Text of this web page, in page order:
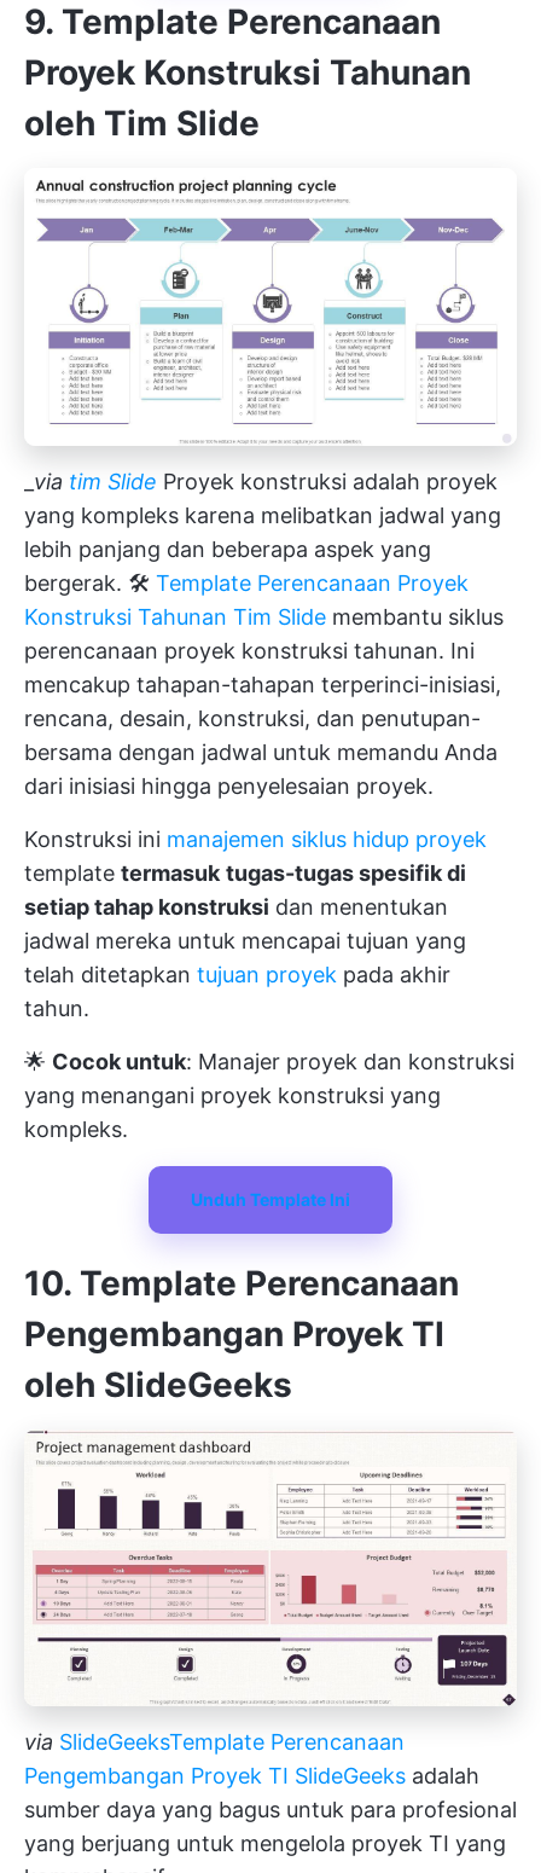
9. Template Perencanaan
Proyek Konstruksi Tahunan
oleh Tim Slide
via tim Slide Proyek konstruksi adalah proyek
yang kompleks karena melibatkan jadwal yang
lebih panjang dan beberapa aspek yang
bergerak. 🛠️ Template Perencanaan Proyek
Konstruksi Tahunan Tim Slide membantu siklus
perencanaan proyek konstruksi tahunan. Ini
mencakup tahapan-tahapan terperinci-inisiasi,
rencana, desain, konstruksi, dan penutupan-
bersama dengan jadwal untuk memandu Anda
dari inisiasi hingga penyelesaian proyek.
Konstruksi ini manajemen siklus hidup proyek
template termasuk tugas-tugas spesifik di
setiap tahap konstruksi dan menentukan
jadwal mereka untuk mencapai tujuan yang
telah ditetapkan tujuan proyek pada akhir
tahun.
🌟 Cocok untuk: Manajer proyek dan konstruksi
yang menangani proyek konstruksi yang
kompleks.
Unduh Template Ini
10. Template Perencanaan
Pengembangan Proyek TI
oleh SlideGeeks
via SlideGeeksTemplate Perencanaan
Pengembangan Proyek TI SlideGeeks adalah
sumber daya yang bagus untuk para profesional
yang berjuang untuk mengelola proyek TI yang